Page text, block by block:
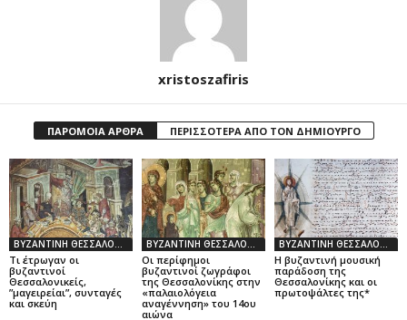
xristoszafiris
ΠΑΡΟΜΟΙΑ ΑΡΘΡΑ ΠΕΡΙΣΣΟΤΕΡΑ ΑΠΟ ΤΟΝ ΔΗΜΙΟΥΡΓΟ
Τι έτρωγαν οι
βυζαντινοί
Θεσσαλονικείς,
”μαγειρείαι”, συνταγές
και σκεύη
Οι περίφημοι
βυζαντινοί ζωγράφοι
της Θεσσαλονίκης στην
«παλαιολόγεια
αναγέννηση» του 14ου
αιώνα
Η βυζαντινή μουσική
παράδοση της
Θεσσαλονίκης και οι
πρωτοψάλτες της*